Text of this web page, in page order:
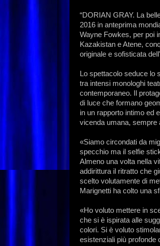
“DORIAN GRAY. La
2016 in anteprima
Wayne Fowkes, per poi
Kazakistan e Atene,
originale e sofisticata
Lo spettacolo seduce lo
tra intensi monologhi
contemporaneo. Il
di luce che formano
in un rapporto intimo ed
vicenda umana, sempre
«Siamo circondati da
specchio ma il selfie
Almeno una volta nella
addirittura il ritratto che
scelto volutamente di
Marignetti ha colto una
«Ho voluto mettere in
che si è ispirata alle
colori. Si è voluto
esistenziali più profonde